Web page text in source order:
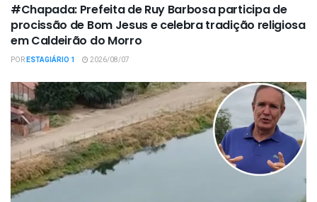
#Chapada: Prefeita de Ruy Barbosa participa de
procissão de Bom Jesus e celebra tradição religiosa
em Caldeirão do Morro
PORESTAGIÁRIO 1 2026/08/07